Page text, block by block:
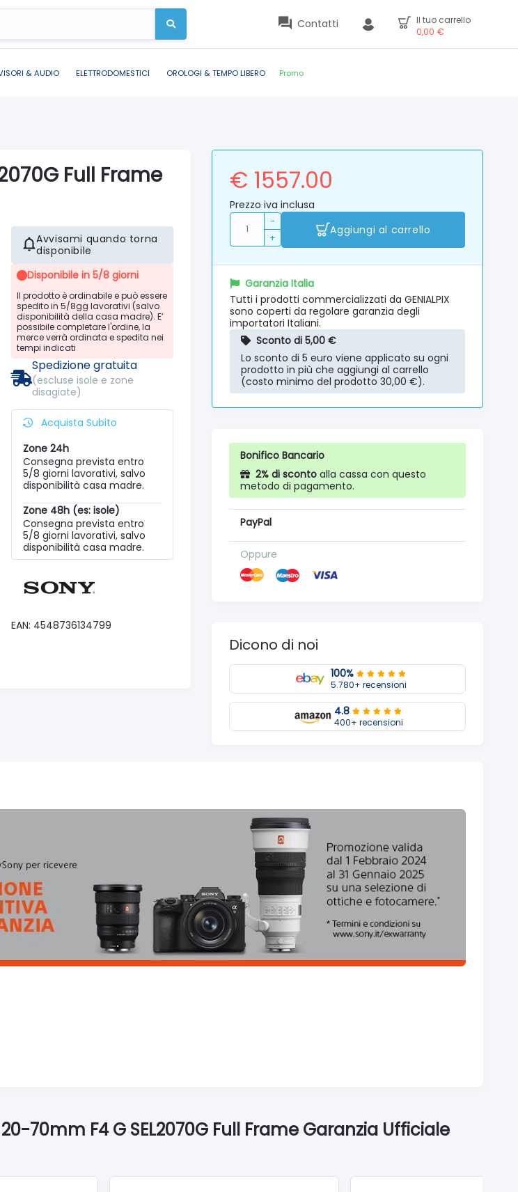
Contatti
Il tuo carrello
0,00 €
& AUDIO ELETTRODOMESTICI OROLOGI & TEMPO LIBERO Promo
Full Frame
Avvisami quando torna
disponibile
Disponibile in 5/8 giorni
Il prodotto è ordinabile e può essere
spedito in 5/8gg lavorativi (salvo
disponibilità della casa madre). E’
possibile completare l'ordine, la
merce verrà ordinata e spedita nei
tempi indicati
Spedizione gratuita
(escluse isole e zone
disagiate)
Acquista Subito
Zone 24h
Consegna prevista entro
5/8 giorni lavorativi, salvo
disponibilità casa madre.
Zone 48h (es: isole)
Consegna prevista entro
5/8 giorni lavorativi, salvo
disponibilità casa madre.
EAN: 4548736134799
€ 1557.00
Prezzo iva inclusa
-
+
Aggiungi al carrello
Garanzia Italia
Tutti i prodotti commercializzati da GENIALPIX
sono coperti da regolare garanzia degli
importatori Italiani.
Sconto di 5,00 €
Lo sconto di 5 euro viene applicato su ogni
prodotto in più che aggiungi al carrello
(costo minimo del prodotto 30,00 €).
Bonifico Bancario
2% di sconto alla cassa con questo
metodo di pagamento.
PayPal
Oppure
Dicono di noi
100%
5.780+ recensioni
4.8
400+ recensioni
70mm F4 G SEL2070G Full Frame Garanzia Ufficiale